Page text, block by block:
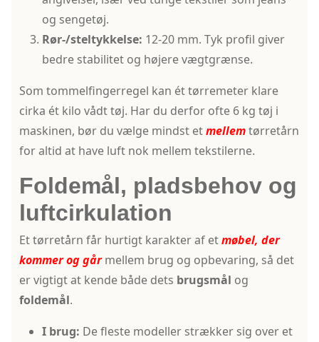
og sengetøj.
Rør-/steltykkelse: 12-20 mm. Tyk profil giver
bedre stabilitet og højere vægtgrænse.
Som tommelfingerregel kan ét tørremeter klare
cirka ét kilo vådt tøj. Har du derfor ofte 6 kg tøj i
maskinen, bør du vælge mindst etmellemtørretårn
for altid at have luft nok mellem tekstilerne.
Foldemål, pladsbehov og
luftcirkulation
Et tørretårn får hurtigt karakter af etmøbel, der
kommer og gårmellem brug og opbevaring, så det
er vigtigt at kende både dets brugsmål og
foldemål.
I brug: De fleste modeller strækker sig over et